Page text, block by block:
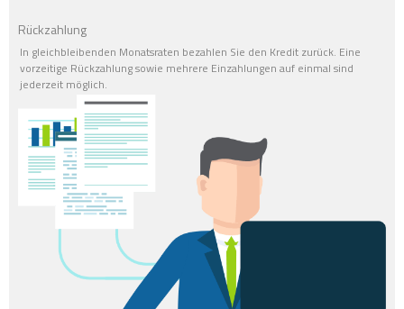
Rückzahlung
In gleichbleibenden Monatsraten bezahlen Sie den Kredit zurück. Eine
vorzeitige Rückzahlung sowie mehrere Einzahlungen auf einmal sind
jederzeit möglich.